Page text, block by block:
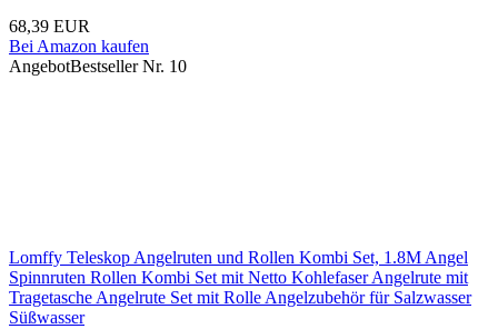
68,39 EUR
Bei Amazon kaufen
AngebotBestseller Nr. 10
Lomffy Teleskop Angelruten und Rollen Kombi Set, 1.8M Angel
Spinnruten Rollen Kombi Set mit Netto Kohlefaser Angelrute mit
Tragetasche Angelrute Set mit Rolle Angelzubehör für Salzwasser
Süßwasser